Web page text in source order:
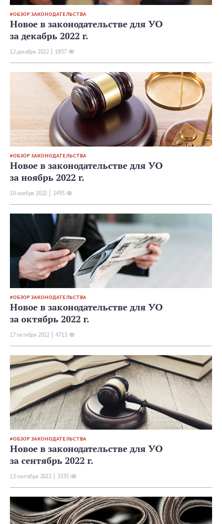
ОБЗОР ЗАКОНОДАТЕЛЬСТВА
Новое в законодательстве для УО
за декабрь 2022 г.
12 декабря 2022 1837
ОБЗОР ЗАКОНОДАТЕЛЬСТВА
Новое в законодательстве для УО
за ноябрь 2022 г.
10 ноября 2022 2495
ОБЗОР ЗАКОНОДАТЕЛЬСТВА
Новое в законодательстве для УО
за октябрь 2022 г.
17 октября 2022 4713
ОБЗОР ЗАКОНОДАТЕЛЬСТВА
Новое в законодательстве для УО
за сентябрь 2022 г.
13 сентября 2022 3335